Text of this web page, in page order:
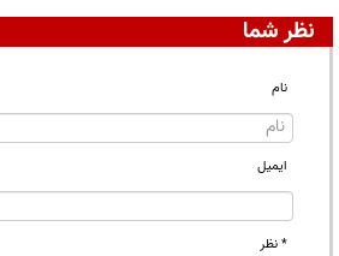
نظر شما
نام
ایمیل
* نظر